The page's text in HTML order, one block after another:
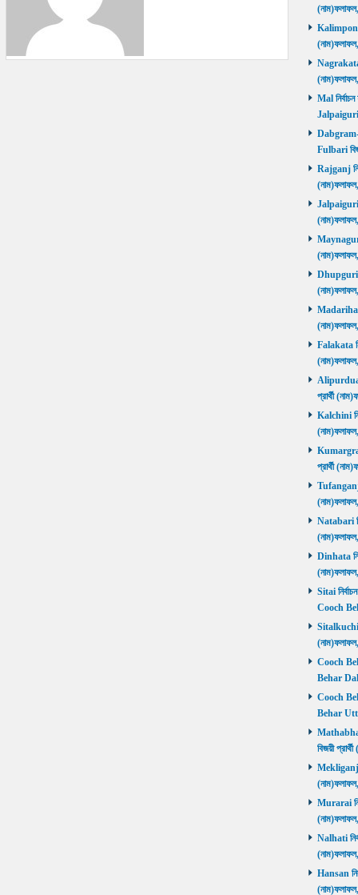
Kalimpong
Nagrakata
Mal
Jalpaiguri
Dabgram-
Fulbari
Rajganj
Jalpaiguri
Maynaguri
Dhupguri
Madarihat
Falakata
প্রার্থী
Kalchini
প্রার্থী
Tufanganj
Natabari
Dinhata
Sitai
Cooch
Sitalkuchi
Cooch
Behar
Cooch
Behar
বিজয়ী
Mekliganj
Murarai
Nalhati
Hansan